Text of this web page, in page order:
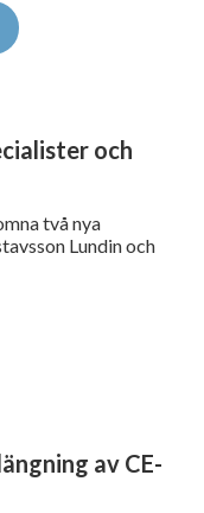
och
två nya
Lundin och
av CE-